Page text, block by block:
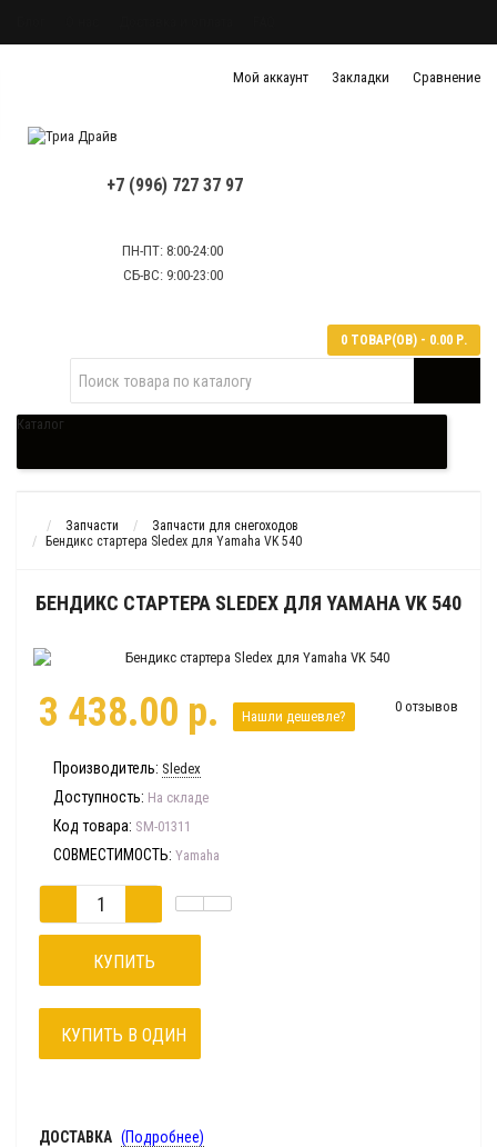
Мой аккаунт Закладки Сравнение
+7 (996) 727 37 97
ПН-ПТ: 8:00-24:00
СБ-ВС: 9:00-23:00
0 ТОВАР(ОВ) - 0.00 Р.
Каталог
Запчасти
Запчасти для снегоходов
Бендикс стартера Sledex для Yamaha VK 540
БЕНДИКС СТАРТЕРА SLEDEX ДЛЯ YAMAHA VK 540
0 отзывов
3 438.00 р. Нашли дешевле?
Производитель: Sledex
Доступность: На складе
Код товара: SM-01311
СОВМЕСТИМОСТЬ: Yamaha
КУПИТЬ
КУПИТЬ В ОДИН
ДОСТАВКА (Подробнее)